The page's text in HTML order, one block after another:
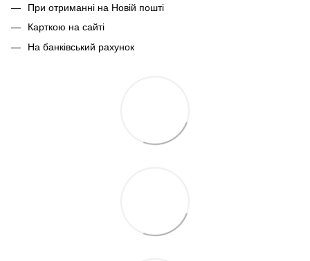
При отриманні на Новій пошті
Карткою на сайті
На банківський рахунок